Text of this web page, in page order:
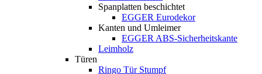
Spanplatten beschichtet
EGGER Eurodekor
Kanten und Umleimer
EGGER ABS-Sicherheitskante
Leimholz
Türen
Ringo Tür Stumpf